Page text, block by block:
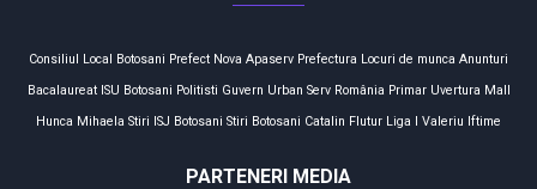
Consiliul Local Botosani Prefect Nova Apaserv Prefectura Locuri de munca Anunturi
Bacalaureat ISU Botosani Politisti Guvern Urban Serv România Primar Uvertura Mall
Hunca Mihaela Stiri ISJ Botosani Stiri Botosani Catalin Flutur Liga I Valeriu Iftime
PARTENERI MEDIA